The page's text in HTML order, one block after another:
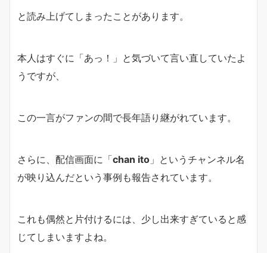
と読み上げてしまったことがあります。
本人はすぐに「あっ！」と気づいて言い直していたよ
うですが、
この一言がファンの間で長年語り継がれています。
さらに、配信画面に「chan ito 」というチャンネル名
が映り込んだという事例も報告されています。
これも偶然と片付けるには、少し出来すぎていると感
じてしまいますよね。